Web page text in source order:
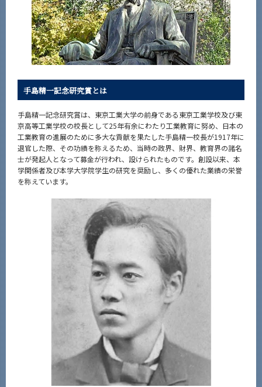
手島精一記念研究賞とは
手島精一記念研究賞は、東京工業大学の前身である東京工業学校及び東
京高等工業学校の校長として25年有余にわたり工業教育に努め、日本の
工業教育の進展のために多大な貢献を果たした手島精一校長が1917年に
退官した際、その功績を称えるため、当時の政界、財界、教育界の諸名
士が発起人となって募金が行われ、設けられたものです。創設以来、本
学関係者及び本学大学院学生の研究を奨励し、多くの優れた業績の栄誉
を称えています。
サイト構成
系詳細情報
CLOSE